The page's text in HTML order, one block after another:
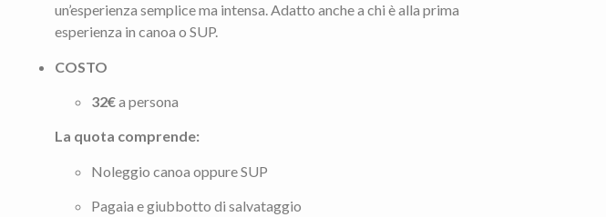
un’esperienza semplice ma intensa. Adatto anche a chi è alla prima
esperienza in canoa o SUP.
COSTO
32€a persona
La quota comprende:
Noleggio canoa oppure SUP
Pagaia e giubbotto di salvataggio